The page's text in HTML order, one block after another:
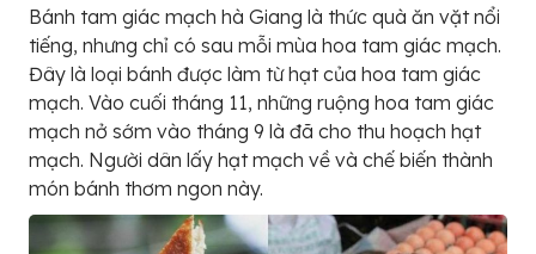
Bánh tam giác mạch hà Giang là thức quà ăn vặt nổi
tiếng, nhưng chỉ có sau mỗi mùa hoa tam giác mạch.
Đây là loại bánh được làm từ hạt của hoa tam giác
mạch. Vào cuối tháng 11, những ruộng hoa tam giác
mạch nở sớm vào tháng 9 là đã cho thu hoạch hạt
mạch. Người dân lấy hạt mạch về và chế biến thành
món bánh thơm ngon này.